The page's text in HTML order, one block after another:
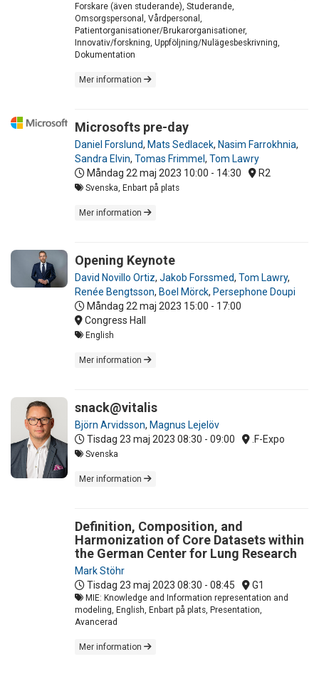
Forskare (även studerande), Studerande,
Omsorgspersonal, Vårdpersonal,
Patientorganisationer/Brukarorganisationer,
Innovativ/forskning, Uppföljning/Nulägesbeskrivning,
Dokumentation
Mer information
Microsofts pre-day
Daniel Forslund, Mats Sedlacek, Nasim Farrokhnia,
Sandra Elvin, Tomas Frimmel , Tom Lawry
Måndag 22 maj 2023 10:00 - 14:30 R2
Svenska, Enbart på plats
Mer information
Opening Keynote
David Novillo Ortiz, Jakob Forssmed, Tom Lawry,
Renée Bengtsson, Boel Mörck, Persephone Doupi
Måndag 22 maj 2023 15:00 - 17:00
Congress Hall
English
Mer information
snack@vitalis
Björn Arvidsson, Magnus Lejelöv
Tisdag 23 maj 2023 08:30 - 09:00 .F-Expo
Svenska
Mer information
Definition, Composition, and
Harmonization of Core Datasets within
the German Center for Lung Research
Mark Stöhr
Tisdag 23 maj 2023 08:30 - 08:45 G1
MIE: Knowledge and Information representation and
modeling, English, Enbart på plats, Presentation,
Avancerad
Mer information